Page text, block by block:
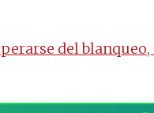
del